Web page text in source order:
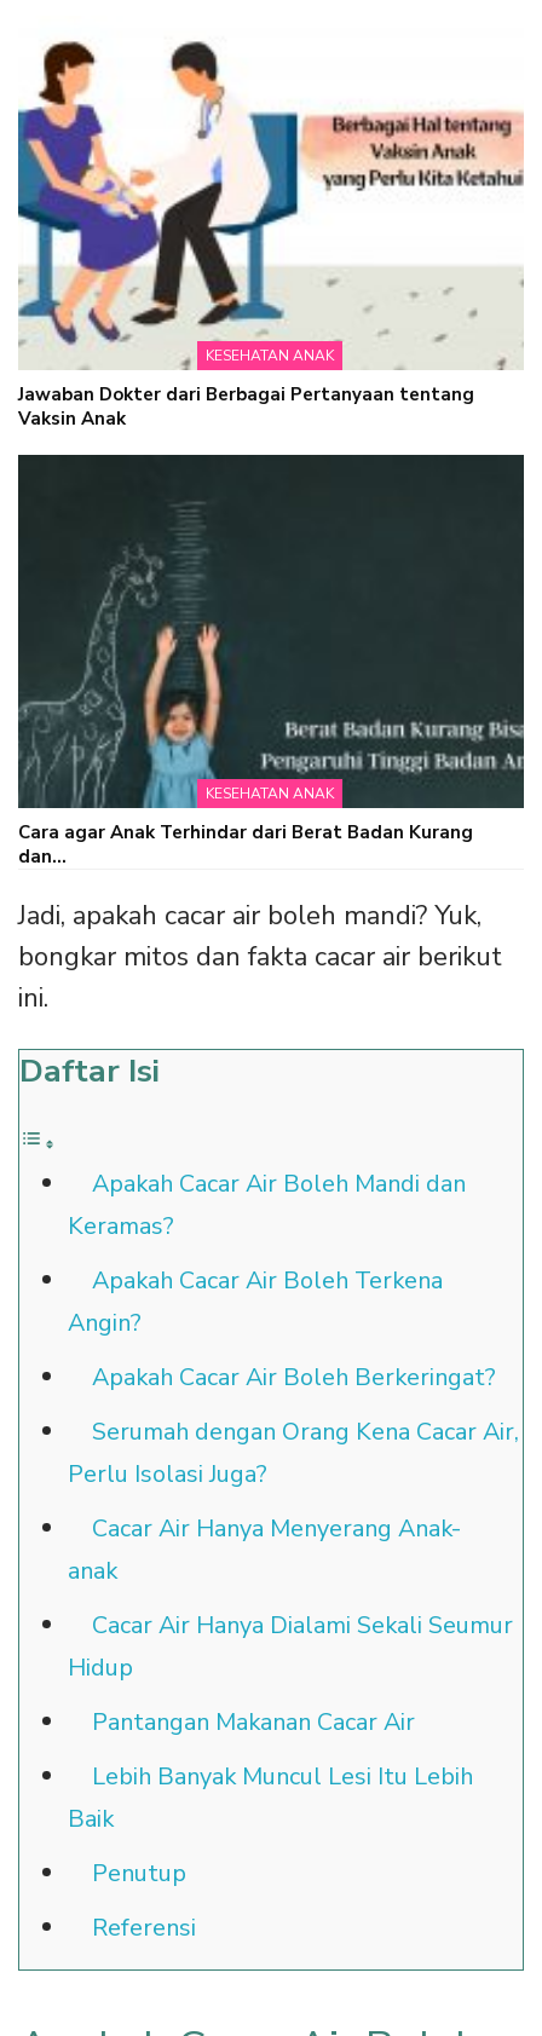
KESEHATAN ANAK
Jawaban Dokter dari Berbagai Pertanyaan tentang
Vaksin Anak
KESEHATAN ANAK
Cara agar Anak Terhindar dari Berat Badan Kurang
dan…
Jadi, apakah cacar air boleh mandi? Yuk,
bongkar mitos dan fakta cacar air berikut
ini.
Daftar Isi
Apakah Cacar Air Boleh Mandi dan
Keramas?
Apakah Cacar Air Boleh Terkena
Angin?
Apakah Cacar Air Boleh Berkeringat?
Serumah dengan Orang Kena Cacar Air,
Perlu Isolasi Juga?
Cacar Air Hanya Menyerang Anak-
anak
Cacar Air Hanya Dialami Sekali Seumur
Hidup
Pantangan Makanan Cacar Air
Lebih Banyak Muncul Lesi Itu Lebih
Baik
Penutup
Referensi